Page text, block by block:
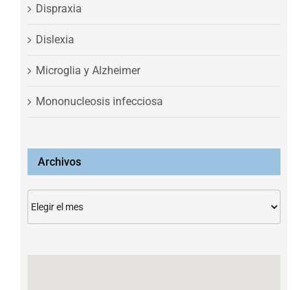
Dispraxia
Dislexia
Microglia y Alzheimer
Mononucleosis infecciosa
Archivos